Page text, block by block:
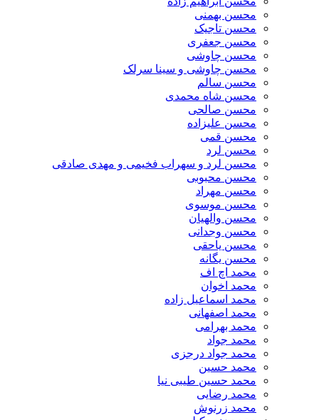
محسن بهمنی
محسن تاجیک
محسن جعفری
محسن چاوشی
محسن چاوشی و سینا سرلک
محسن سالم
محسن شاه محمدی
محسن صالحی
محسن علیزاده
محسن قمی
محسن لرد
محسن لرد و سهراب فخیمی و مهدی صادقی
محسن محبوبی
محسن مهراد
محسن موسوی
محسن والهیان
محسن وجدانی
محسن یاحقی
محسن یگانه
محمد اچ اف
محمد اخوان
محمد اسماعیل زاده
محمد اصفهانی
محمد بهرامی
محمد جواد
محمد جواد درجزی
محمد حسین
محمد حسین طیبی نیا
محمد رضایی
محمد زرنوش